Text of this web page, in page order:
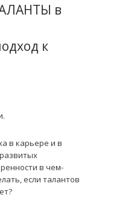
в
к
в карьере и в
в чем-
если талантов